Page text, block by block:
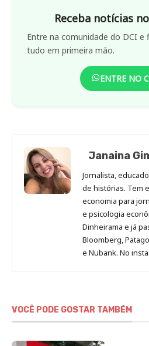
Receba notícias
Entre na comunidade do DCI e
tudo em primeira mão.
ENTRE NO
Janaina
Jornalista,
de histórias. Tem
economia para
e psicologia
Dinheirama e já
Bloomberg,
e Nubank. No
VOCÊ PODE GOSTAR TAMBÉM